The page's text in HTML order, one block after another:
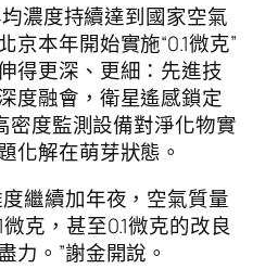
濃度持續達到國家空氣
京本年開始實施“0.1微克”
得更深、更細：先進技
度融會，衛星遙感鎖定
密度監測設備對淨化物實
化解在萌芽狀態。
繼續加年夜，空氣質量
克，甚至0.1微克的改良
力。”謝金開說。